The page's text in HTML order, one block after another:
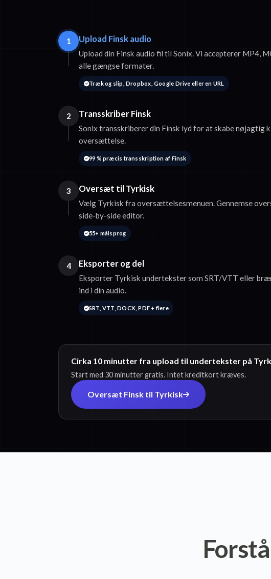
1 Upload Finsk audio
Upload din Finsk audio fil til Sonix. Vi accepterer MP4,
alle gængse formater.
Træk og slip, Dropbox, Google Drive eller en URL
2 Transskriber Finsk
Sonix transskriberer din Finsk lyd for at skabe nøjagtig
oversættelse.
99 % præcis transskription af Finsk
3 Oversæt til Tyrkisk
Vælg Tyrkisk fra oversættelsesmenuen. Gennemse
side-by-side editor.
55+ målsprog
4 Eksporter og del
Eksporter Tyrkisk undertekster som SRT/VTT eller
ind i din audio.
SRT, VTT, DOCX, PDF + flere
Cirka 10 minutter fra upload til undertekster på
Start med 30 minutter gratis. Intet kreditkort kræves.
Oversæt Finsk til Tyrkisk
Forstå